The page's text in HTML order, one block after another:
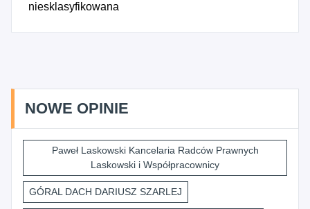
niesklasyfikowana
NOWE OPINIE
Paweł Laskowski Kancelaria Radców Prawnych
Laskowski i Współpracownicy
GÓRAL DACH DARIUSZ SZARLEJ